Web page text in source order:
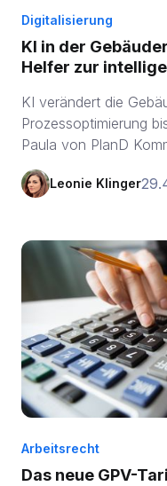
Digitalisierung
KI in der
Helfer zur
KI verändert die
Prozessoptimierung
Paula von PlanD
Leonie Klinger
Arbeitsrecht
Das neue GPV-